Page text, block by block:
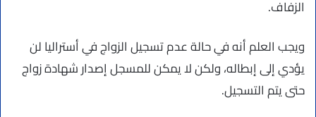
الزفاف.
ويجب العلم أنه في حالة عدم تسجيل الزواج في أستراليا لن
يؤدي إلى إبطاله، ولكن لا يمكن للمسجل إصدار شهادة زواج
حتى يتم التسجيل.